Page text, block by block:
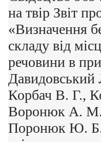
на твір Звіт
«Визначення
складу від
речовини в
Корбач В. Г.,
Воронюк А.
Поронюк Ю. Б.